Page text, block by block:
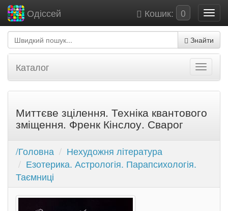
Кошик: 0
Одіссей
Знайти
Каталог
Миттєве зцілення. Техніка квантового
зміщення. Френк Кінслоу. Сварог
/Головна
Нехудожня література
Езотерика. Астрологія. Парапсихологія.
Таємниці